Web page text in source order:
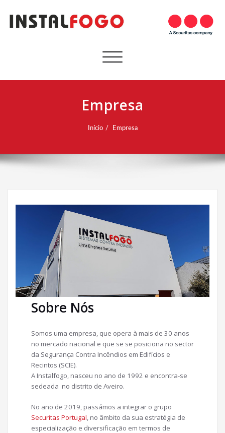
Alternar a navegação
Empresa
Início Empresa
Sobre Nós
Somos uma empresa, que opera à mais de 30 anos
no mercado nacional e que se se posiciona no sector
da Segurança Contra Incêndios em Edifícios e
Recintos (SCIE).
A Instalfogo, nasceu no ano de 1992 e encontra-se
sedeada no distrito de Aveiro.
No ano de 2019, passámos a integrar o grupo
Securitas Portugal, no âmbito da sua estratégia de
especialização e diversificação em termos de